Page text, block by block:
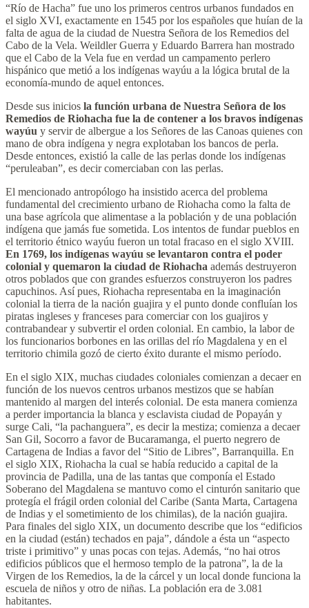
“Río de Hacha” fue uno los primeros centros urbanos fundados en
el siglo XVI, exactamente en 1545 por los españoles que huían de la
falta de agua de la ciudad de Nuestra Señora de los Remedios del
Cabo de la Vela. Weildler Guerra y Eduardo Barrera han mostrado
que el Cabo de la Vela fue en verdad un campamento perlero
hispánico que metió a los indígenas wayúu a la lógica brutal de la
economía-mundo de aquel entonces.
Desde sus inicios la función urbana de Nuestra Señora de los
Remedios de Riohacha fue la de contener a los bravos indígenas
wayúu y servir de albergue a los Señores de las Canoas quienes con
mano de obra indígena y negra explotaban los bancos de perla.
Desde entonces, existió la calle de las perlas donde los indígenas
“peruleaban”, es decir comerciaban con las perlas.
El mencionado antropólogo ha insistido acerca del problema
fundamental del crecimiento urbano de Riohacha como la falta de
una base agrícola que alimentase a la población y de una población
indígena que jamás fue sometida. Los intentos de fundar pueblos en
el territorio étnico wayúu fueron un total fracaso en el siglo XVIII.
En 1769, los indígenas wayúu se levantaron contra el poder
colonial y quemaron la ciudad de Riohacha además destruyeron
otros poblados que con grandes esfuerzos construyeron los padres
capuchinos. Así pues, Riohacha representaba en la imaginación
colonial la tierra de la nación guajira y el punto donde confluían los
piratas ingleses y franceses para comerciar con los guajiros y
contrabandear y subvertir el orden colonial. En cambio, la labor de
los funcionarios borbones en las orillas del río Magdalena y en el
territorio chimila gozó de cierto éxito durante el mismo período.
En el siglo XIX, muchas ciudades coloniales comienzan a decaer en
función de los nuevos centros urbanos mestizos que se habían
mantenido al margen del interés colonial. De esta manera comienza
a perder importancia la blanca y esclavista ciudad de Popayán y
surge Cali, “la pachanguera”, es decir la mestiza; comienza a decaer
San Gil, Socorro a favor de Bucaramanga, el puerto negrero de
Cartagena de Indias a favor del “Sitio de Libres”, Barranquilla. En
el siglo XIX, Riohacha la cual se había reducido a capital de la
provincia de Padilla, una de las tantas que componía el Estado
Soberano del Magdalena se mantuvo como el cinturón sanitario que
protegía el frágil orden colonial del Caribe (Santa Marta, Cartagena
de Indias y el sometimiento de los chimilas), de la nación guajira.
Para finales del siglo XIX, un documento describe que los “edificios
en la ciudad (están) techados en paja”, dándole a ésta un “aspecto
triste i primitivo” y unas pocas con tejas. Además, “no hai otros
edificios públicos que el hermoso templo de la patrona”, la de la
Virgen de los Remedios, la de la cárcel y un local donde funciona la
escuela de niños y otro de niñas. La población era de 3.081
habitantes.